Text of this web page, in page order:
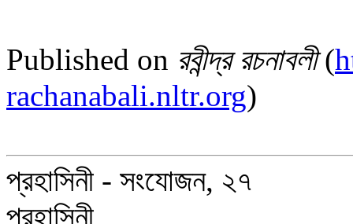
Published on রবীন্দ্র রচনাবলী(
rachanabali.nltr.org)
প্রহাসিনী - সংযোজন, ২৭
প্রহাসিনী